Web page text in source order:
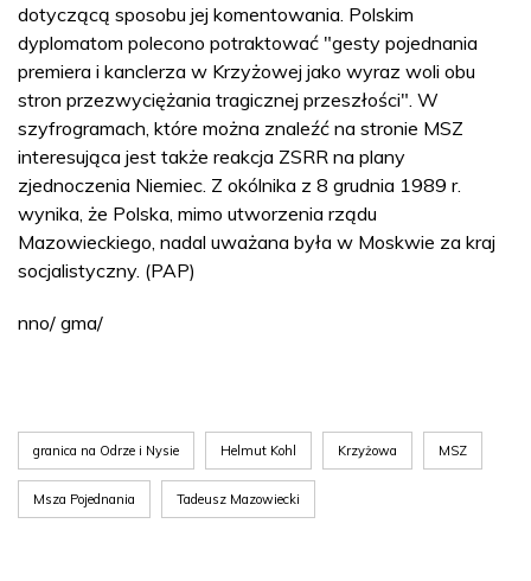
dotyczącą sposobu jej komentowania. Polskim
dyplomatom polecono potraktować "gesty pojednania
premiera i kanclerza w Krzyżowej jako wyraz woli obu
stron przezwyciężania tragicznej przeszłości". W
szyfrogramach, które można znaleźć na stronie MSZ
interesująca jest także reakcja ZSRR na plany
zjednoczenia Niemiec. Z okólnika z 8 grudnia 1989 r.
wynika, że Polska, mimo utworzenia rządu
Mazowieckiego, nadal uważana była w Moskwie za kraj
socjalistyczny. (PAP)
nno/ gma/
granica na Odrze i Nysie Helmut Kohl Krzyżowa MSZ
Msza Pojednania Tadeusz Mazowiecki